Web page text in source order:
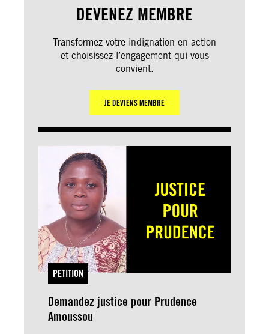
DEVENEZ MEMBRE
Transformez votre indignation en action
et choisissez l’engagement qui vous
convient.
JE DEVIENS MEMBRE
PETITION
Demandez justice pour Prudence
Amoussou